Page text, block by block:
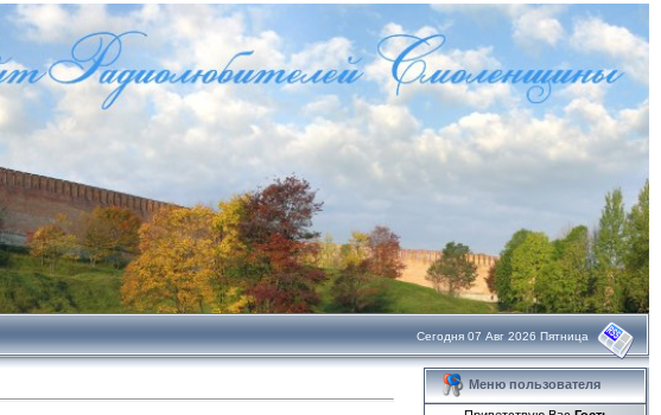
Сегодня 07 Авг 2026 Пятница
Меню пользователя